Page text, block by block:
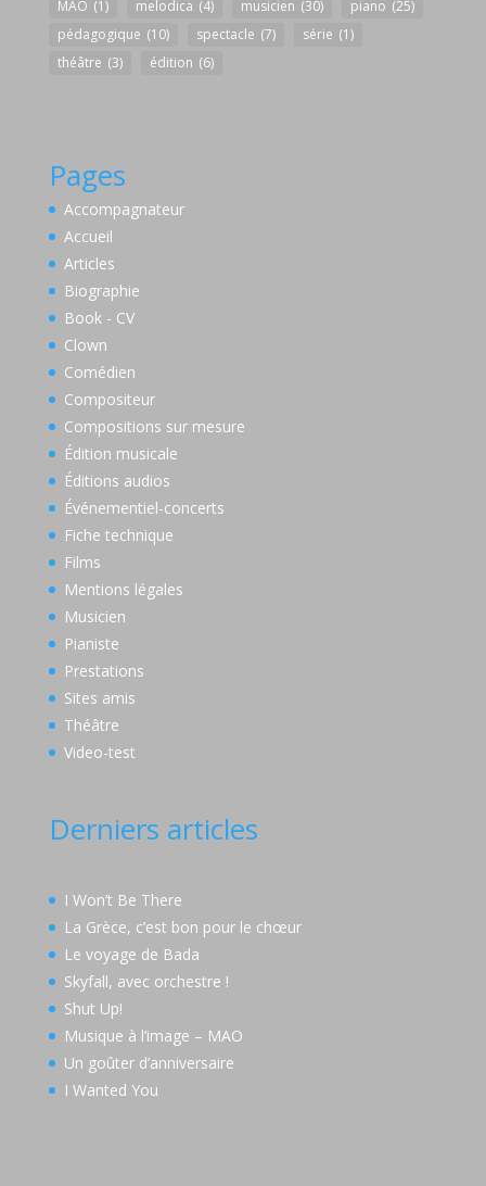
MAO (1) melodica (4) musicien (30) piano (25)
pédagogique (10) spectacle (7) série (1)
théâtre (3) édition (6)
Pages
Accompagnateur
Accueil
Articles
Biographie
Book - CV
Clown
Comédien
Compositeur
Compositions sur mesure
Édition musicale
Éditions audios
Événementiel-concerts
Fiche technique
Films
Mentions légales
Musicien
Pianiste
Prestations
Sites amis
Théâtre
Video-test
Derniers articles
I Won’t Be There
La Grèce, c’est bon pour le chœur
Le voyage de Bada
Skyfall, avec orchestre !
Shut Up!
Musique à l’image – MAO
Un goûter d’anniversaire
I Wanted You